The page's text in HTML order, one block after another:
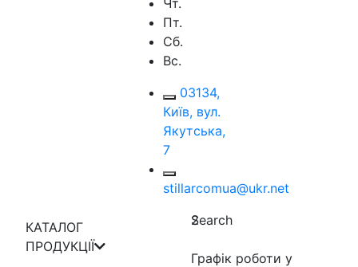
Чт.
Пт.
Сб.
Вс.
03134,
Київ, вул.
Якутська,
7
stillarcomua@ukr.net
КАТАЛОГ
ПРОДУКЦІЇ
Search
2
Графік роботи у